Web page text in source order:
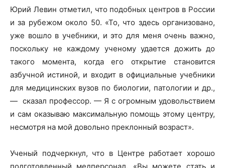
Юрий Левин отметил, что подобных центров в России
и за рубежом около 50. «То, что здесь организовано,
уже вошло в учебники, и это для меня очень важно,
поскольку не каждому ученому удается дожить до
такого момента, когда его открытие становится
азбучной истиной, и входит в официальные учебники
для медицинских вузов по биологии, патологии и др.,
— сказал профессор. — Я с огромным удовольствием
и сам оказываю максимальную помощь этому центру,
несмотря на мой довольно преклонный возраст».
Ученый подчеркнул, что в Центре работает хорошо
подготовленный медперсонал. «Вы можете стать и